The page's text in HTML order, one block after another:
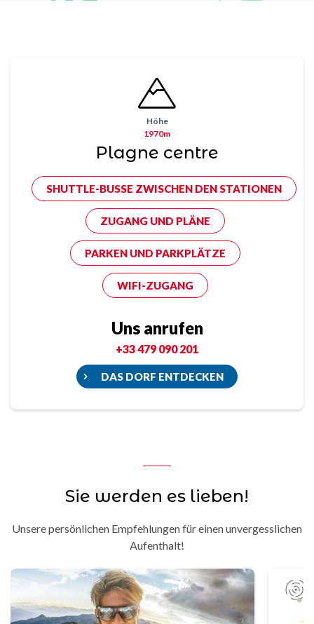
Höhe
1970m
Plagne centre
SHUTTLE-BUSSE ZWISCHEN DEN STATIONEN
ZUGANG UND PLÄNE
PARKEN UND PARKPLÄTZE
WIFI-ZUGANG
Uns anrufen
+33 479 090 201
DAS DORF ENTDECKEN
Sie werden es lieben!
Unsere persönlichen Empfehlungen für einen unvergesslichen
Aufenthalt!